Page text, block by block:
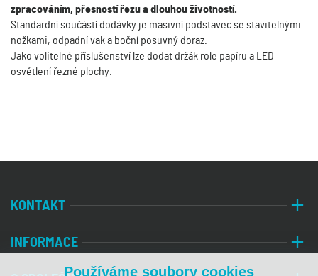
zpracováním, přesností řezu a dlouhou životností.
Standardní součástí dodávky je masivní podstavec se stavitelnými
nožkami, odpadní vak a boční posuvný doraz.
Jako volitelné příslušenství lze dodat držák role papíru a LED
osvětlení řezné plochy.
KONTAKT
INFORMACE
Používáme soubory cookies